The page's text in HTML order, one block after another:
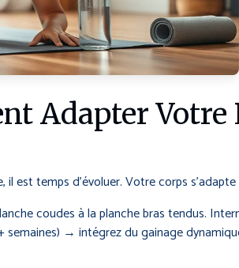
Adapter Votre
temps d’évoluer. Votre corps
coudes à la planche bras tendus.
semaines) → intégrez du gainage